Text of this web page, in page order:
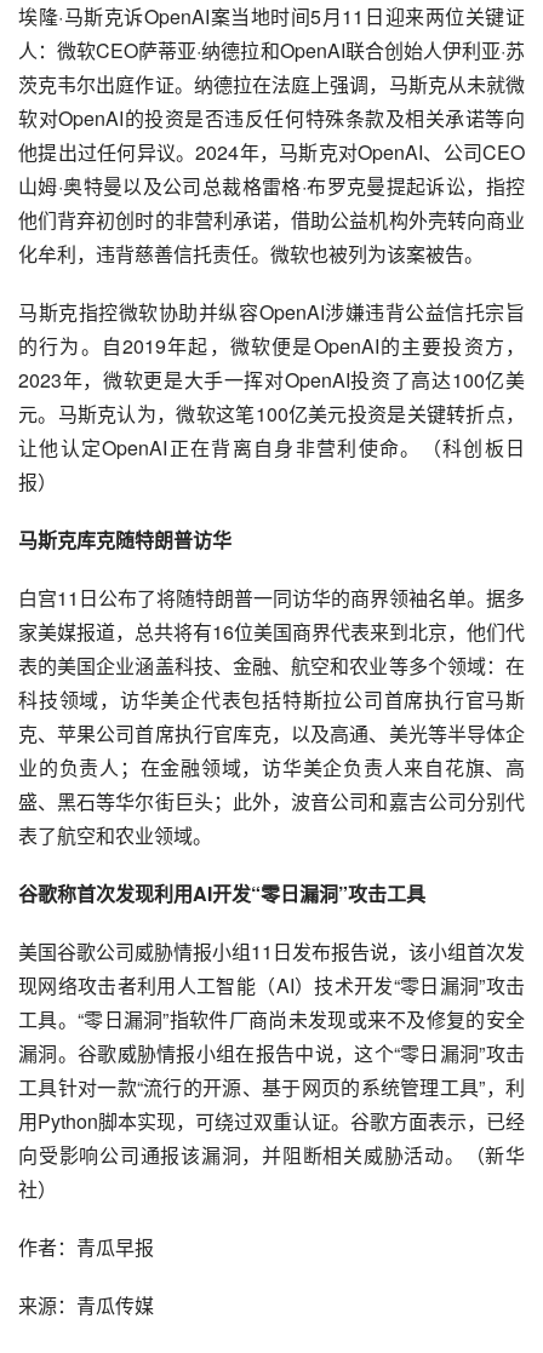
埃隆·马斯克诉OpenAI案当地时间5月11日迎来两位关键证
人：微软CEO萨蒂亚·纳德拉和OpenAI联合创始人伊利亚·苏
茨克韦尔出庭作证。纳德拉在法庭上强调，马斯克从未就微
软对OpenAI的投资是否违反任何特殊条款及相关承诺等向
他提出过任何异议。2024年，马斯克对OpenAI、公司CEO
山姆·奥特曼以及公司总裁格雷格·布罗克曼提起诉讼，指控
他们背弃初创时的非营利承诺，借助公益机构外壳转向商业
化牟利，违背慈善信托责任。微软也被列为该案被告。
马斯克指控微软协助并纵容OpenAI涉嫌违背公益信托宗旨
的行为。自2019年起，微软便是OpenAI的主要投资方，
2023年，微软更是大手一挥对OpenAI投资了高达100亿美
元。马斯克认为，微软这笔100亿美元投资是关键转折点，
让他认定OpenAI正在背离自身非营利使命。（科创板日
报）
马斯克库克随特朗普访华
白宫11日公布了将随特朗普一同访华的商界领袖名单。据多
家美媒报道，总共将有16位美国商界代表来到北京，他们代
表的美国企业涵盖科技、金融、航空和农业等多个领域：在
科技领域，访华美企代表包括特斯拉公司首席执行官马斯
克、苹果公司首席执行官库克，以及高通、美光等半导体企
业的负责人；在金融领域，访华美企负责人来自花旗、高
盛、黑石等华尔街巨头；此外，波音公司和嘉吉公司分别代
表了航空和农业领域。
谷歌称首次发现利用AI开发“零日漏洞”攻击工具
美国谷歌公司威胁情报小组11日发布报告说，该小组首次发
现网络攻击者利用人工智能（AI）技术开发“零日漏洞”攻击
工具。“零日漏洞”指软件厂商尚未发现或来不及修复的安全
漏洞。谷歌威胁情报小组在报告中说，这个“零日漏洞”攻击
工具针对一款“流行的开源、基于网页的系统管理工具”，利
用Python脚本实现，可绕过双重认证。谷歌方面表示，已经
向受影响公司通报该漏洞，并阻断相关威胁活动。（新华
社）
作者：青瓜早报
来源：青瓜传媒